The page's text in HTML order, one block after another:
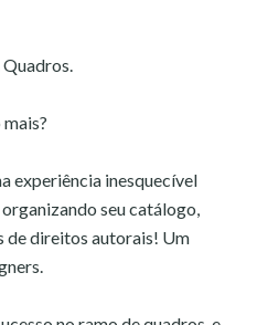
experiência inesquecível
seu catálogo,
de direitos autorais! Um